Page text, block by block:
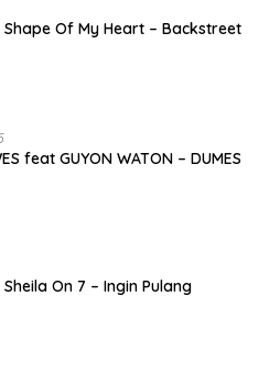
Shape Of My Heart – Backstreet
feat GUYON WATON – DUMES
On 7 – Ingin Pulang